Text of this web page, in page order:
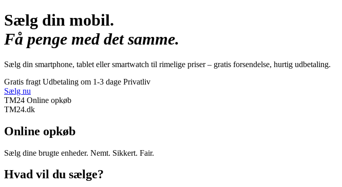
Sælg din mobil.
Få penge med det samme.
Sælg din smartphone, tablet eller smartwatch til rimelige priser – gratis forsendelse, hurtig udbetaling.
Gratis fragt Udbetaling om 1-3 dage Privatliv
Sælg nu
TM24 Online opkøb
TM24.dk
Online opkøb
Sælg dine brugte enheder. Nemt. Sikkert. Fair.
Hvad vil du sælge?